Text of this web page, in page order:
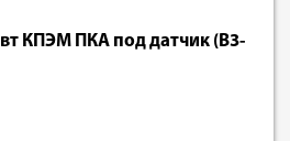
КПЭМ ПКА под датчик (В3-